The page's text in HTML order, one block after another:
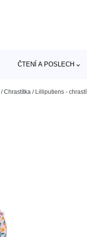
ČTENÍ A POSLECH
/Chrastítka / Lilliputiens -